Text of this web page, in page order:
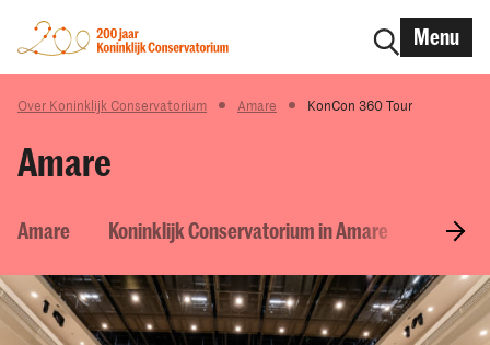
Menu
Over Koninklijk Conservatorium Amare KonCon 360 Tour
Amare
Amare Koninklijk Conservatorium in Amare